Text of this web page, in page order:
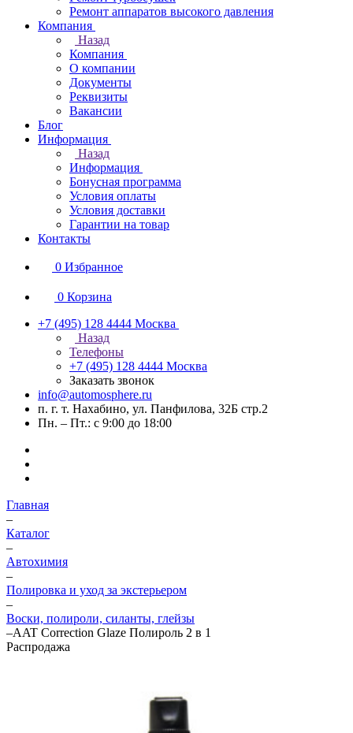
Ремонт аппаратов высокого давления
Компания
Назад
Компания
О компании
Документы
Реквизиты
Вакансии
Блог
Информация
Назад
Информация
Бонусная программа
Условия оплаты
Условия доставки
Гарантии на товар
Контакты
0 Избранное
0 Корзина
+7 (495) 128 4444 Москва
Назад
Телефоны
+7 (495) 128 4444 Москва
Заказать звонок
info@automosphere.ru
п. г. т. Нахабино, ул. Панфилова, 32Б стр.2
Пн. – Пт.: с 9:00 до 18:00
Главная
–
Каталог
–
Автохимия
–
Полировка и уход за экстерьером
–
Воски, полироли, силанты, глейзы
–AAT Correction Glaze Полироль 2 в 1
Распродажа